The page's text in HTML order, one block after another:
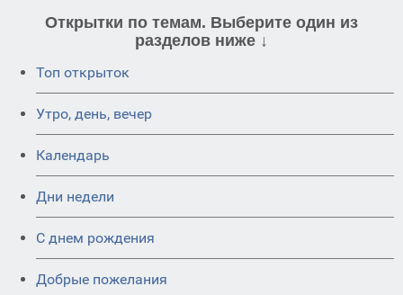
Открытки по темам. Выберите один из
разделов ниже ↓
Топ открыток
Утро, день, вечер
Календарь
Дни недели
C днем рождения
Добрые пожелания